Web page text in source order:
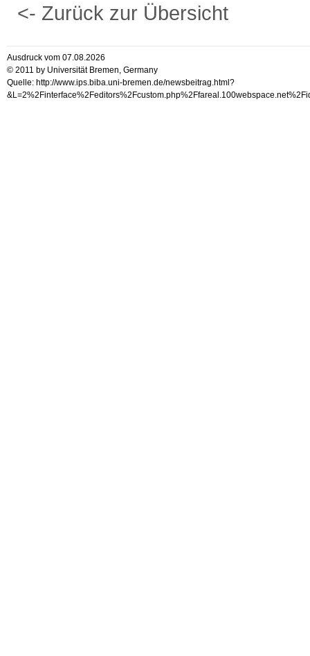
<- Zurück zur Übersicht
Ausdruck vom 07.08.2026
© 2011 by Universität Bremen, Germany
Quelle: http://www.ips.biba.uni-bremen.de/newsbeitrag.html?